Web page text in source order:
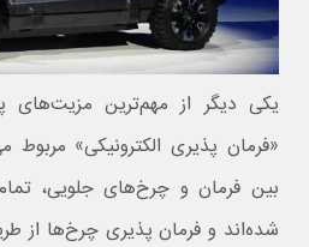
«فرمان پذیری الکترونیکی»
بین فرمان و چرخ‌های جلویی،
شده‌اند و فرمان پذیری چرخ‌ها از